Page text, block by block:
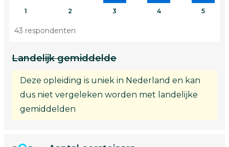
1
2
3 4 5
43 respondenten
Landelijk gemiddelde
Deze opleiding is uniek in Nederland en kan
dus niet vergeleken worden met landelijke
gemiddelden